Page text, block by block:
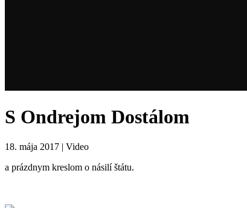
S Ondrejom Dostálom
18. mája 2017 | Video
a prázdnym kreslom o násilí štátu.